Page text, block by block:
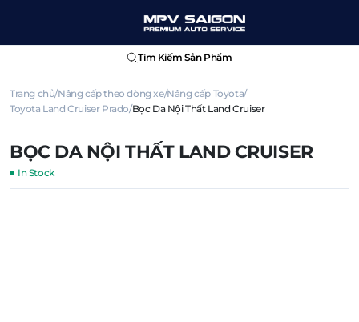
Tìm Kiếm Sản Phẩm
Trang chủ Nâng cấp theo dòng xe Nâng cấp Toyota
Toyota Land Cruiser Prado Bọc Da Nội Thất Land Cruiser
BỌC DA NỘI THẤT LAND CRUISER
In Stock